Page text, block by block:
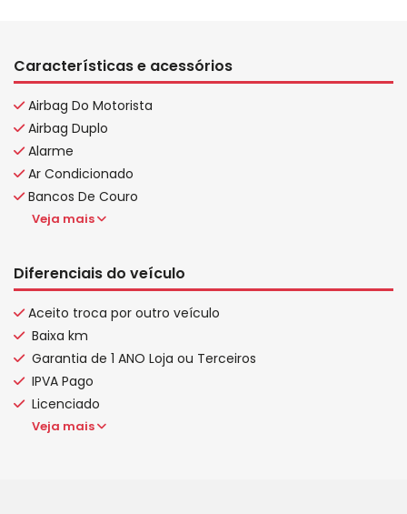
Características e acessórios
Airbag Do Motorista
Airbag Duplo
Alarme
Ar Condicionado
Bancos De Couro
Veja mais
Diferenciais do veículo
Aceito troca por outro veículo
Baixa km
Garantia de 1 ANO Loja ou Terceiros
IPVA Pago
Licenciado
Veja mais